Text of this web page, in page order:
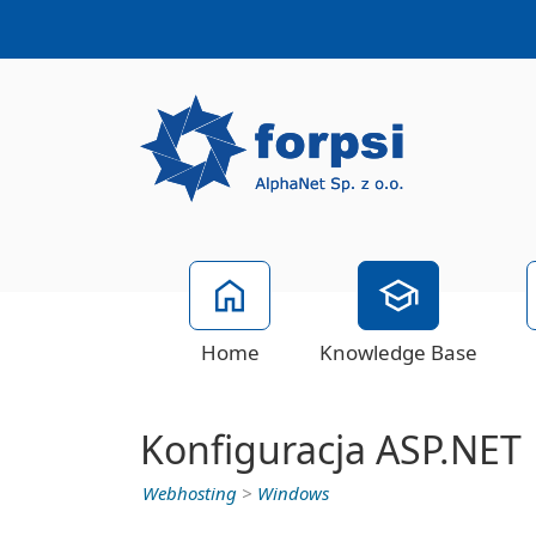
Home Knowledge Base
Konfiguracja ASP.NET
Webhosting > Windows